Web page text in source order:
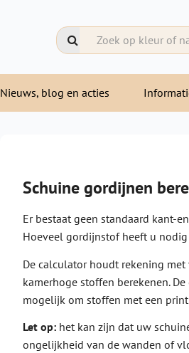
Nieuws, blog en acties
Schuine gordijnen
Er bestaat geen standaard kant-
Hoeveel gordijnstof heeft u
De calculator houdt rekening
kamerhoge stoffen berekenen.
mogelijk om stoffen met een
Let op:het kan zijn dat uw
ongelijkheid van de wanden of